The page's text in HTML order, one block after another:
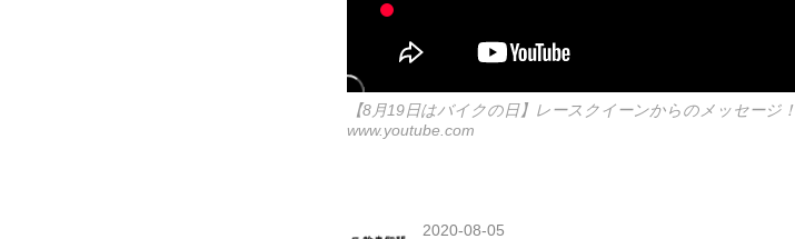
【8月19日はバイクの日】レースクイーンからのメッセージ！
www.youtube.com
2020-08-05